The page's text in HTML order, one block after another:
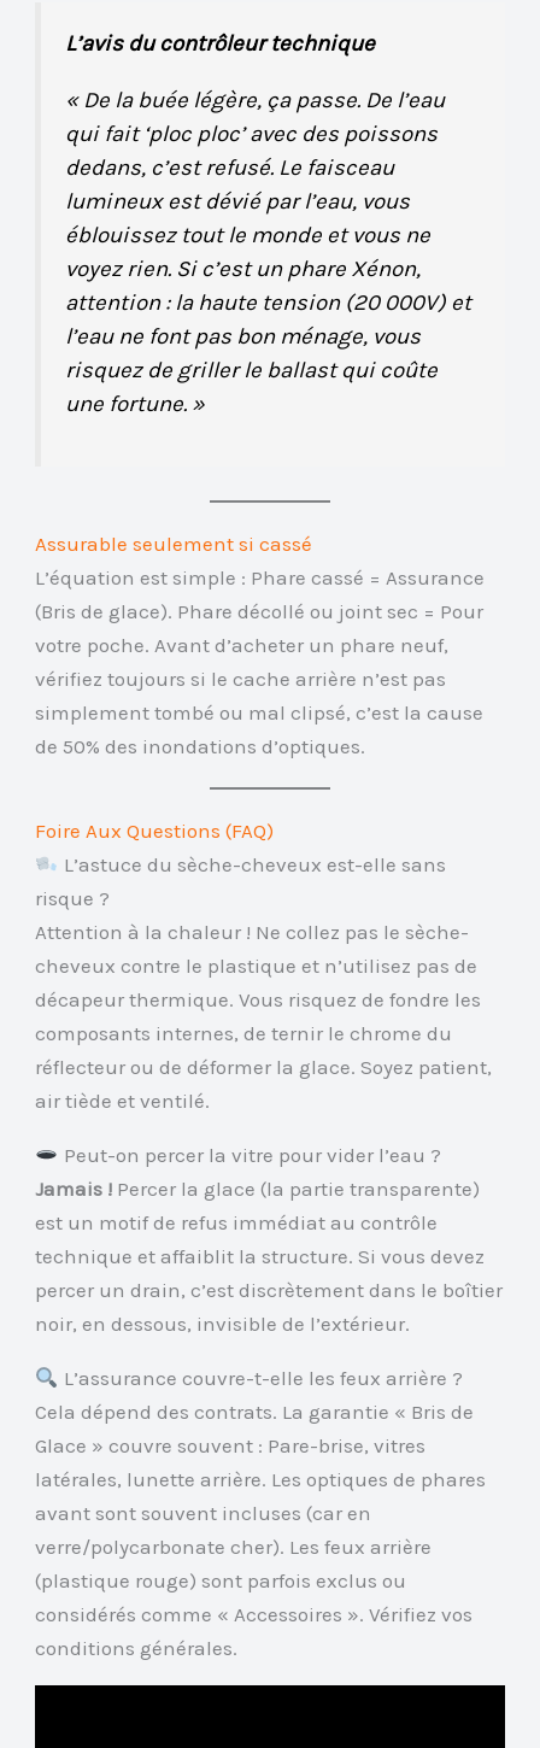
L’avis du contrôleur technique
« De la buée légère, ça passe. De l’eau
qui fait ‘ploc ploc’ avec des poissons
dedans, c’est refusé. Le faisceau
lumineux est dévié par l’eau, vous
éblouissez tout le monde et vous ne
voyez rien. Si c’est un phare Xénon,
attention : la haute tension (20 000V) et
l’eau ne font pas bon ménage, vous
risquez de griller le ballast qui coûte
une fortune. »
Assurable seulement si cassé
L’équation est simple : Phare cassé = Assurance
(Bris de glace). Phare décollé ou joint sec = Pour
votre poche. Avant d’acheter un phare neuf,
vérifiez toujours si le cache arrière n’est pas
simplement tombé ou mal clipsé, c’est la cause
de 50% des inondations d’optiques.
Foire Aux Questions (FAQ)
L’astuce du sèche-cheveux est-elle sans
risque ?
Attention à la chaleur ! Ne collez pas le sèche-
cheveux contre le plastique et n’utilisez pas de
décapeur thermique. Vous risquez de fondre les
composants internes, de ternir le chrome du
réflecteur ou de déformer la glace. Soyez patient,
air tiède et ventilé.
Peut-on percer la vitre pour vider l’eau ?
Jamais ! Percer la glace (la partie transparente)
est un motif de refus immédiat au contrôle
technique et affaiblit la structure. Si vous devez
percer un drain, c’est discrètement dans le boîtier
noir, en dessous, invisible de l’extérieur.
L’assurance couvre-t-elle les feux arrière ?
Cela dépend des contrats. La garantie « Bris de
Glace » couvre souvent : Pare-brise, vitres
latérales, lunette arrière. Les optiques de phares
avant sont souvent incluses (car en
verre/polycarbonate cher). Les feux arrière
(plastique rouge) sont parfois exclus ou
considérés comme « Accessoires ». Vérifiez vos
conditions générales.